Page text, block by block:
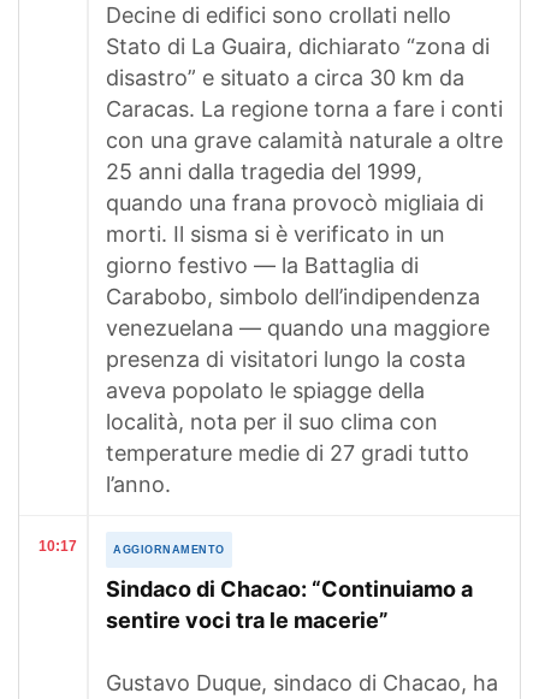
Decine di edifici sono crollati nello
Stato di La Guaira, dichiarato “zona di
disastro” e situato a circa 30 km da
Caracas. La regione torna a fare i conti
con una grave calamità naturale a oltre
25 anni dalla tragedia del 1999,
quando una frana provocò migliaia di
morti. Il sisma si è verificato in un
giorno festivo — la Battaglia di
Carabobo, simbolo dell’indipendenza
venezuelana — quando una maggiore
presenza di visitatori lungo la costa
aveva popolato le spiagge della
località, nota per il suo clima con
temperature medie di 27 gradi tutto
l’anno.
10:17 AGGIORNAMENTO
Sindaco di Chacao: “Continuiamo a
sentire voci tra le macerie”
Gustavo Duque, sindaco di Chacao, ha